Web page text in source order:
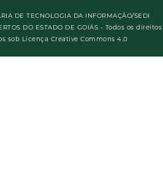
DE TECNOLOGIA DA INFORMAÇÃO/SEDI
DO ESTADO DE GOIÁS - Todos os direitos
sob Licença Creative Commons 4.0